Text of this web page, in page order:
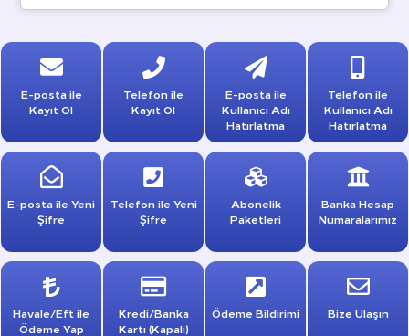
E-posta ile
Kayıt Ol
Telefon ile
Kayıt Ol
E-posta ile
Kullanıcı Adı
Hatırlatma
Telefon ile
Kullanıcı Adı
Hatırlatma
E-posta ile Yeni
Şifre
Telefon ile Yeni
Şifre
Abonelik
Paketleri
Banka Hesap
Numaralarımız
Havale/Eft ile
Ödeme Yap
Kredi/Banka
Kartı (Kapalı)
Ödeme Bildirimi Bize Ulaşın